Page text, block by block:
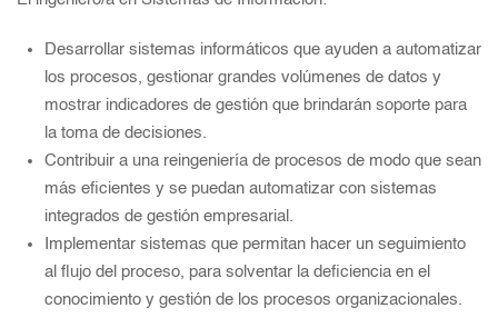
Desarrollar sistemas informáticos que ayuden a automatizar
los procesos, gestionar grandes volúmenes de datos y
mostrar indicadores de gestión que brindarán soporte para
la toma de decisiones.
Contribuir a una reingeniería de procesos de modo que sean
más eficientes y se puedan automatizar con sistemas
integrados de gestión empresarial.
Implementar sistemas que permitan hacer un seguimiento
al flujo del proceso, para solventar la deficiencia en el
conocimiento y gestión de los procesos organizacionales.